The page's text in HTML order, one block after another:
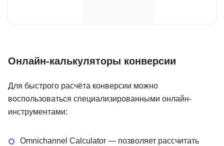
Онлайн-калькуляторы конверсии
Для быстрого расчёта конверсии можно
воспользоваться специализированными онлайн-
инструментами:
Omnichannel Calculator — позволяет рассчитать